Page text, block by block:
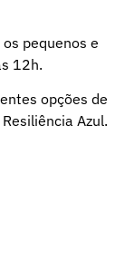
pequenos e
12h.
opções de
Azul.